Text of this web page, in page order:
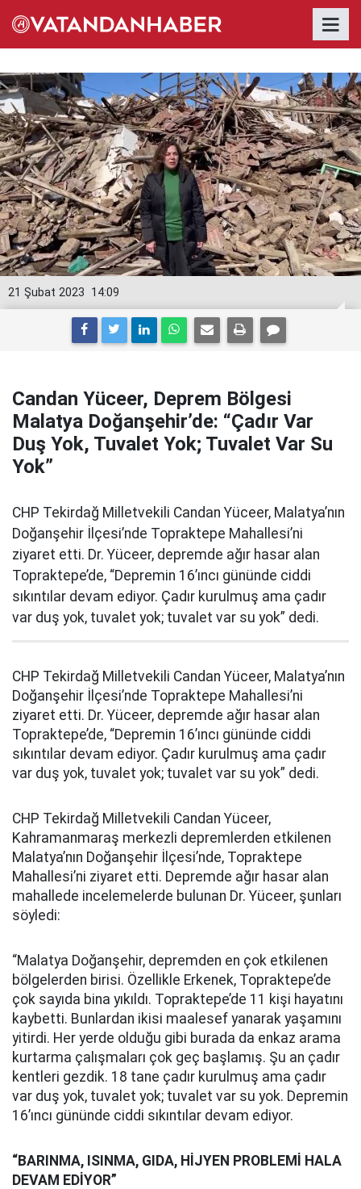
14:09
21 Şubat 2023
Candan Yüceer, Deprem Bölgesi
Malatya Doğanşehir’de: “Çadır Var
Duş Yok, Tuvalet Yok; Tuvalet Var Su
Yok”
CHP Tekirdağ Milletvekili Candan Yüceer, Malatya’nın
Doğanşehir İlçesi’nde Topraktepe Mahallesi’ni
ziyaret etti. Dr. Yüceer, depremde ağır hasar alan
Topraktepe’de, “Depremin 16’ıncı gününde ciddi
sıkıntılar devam ediyor. Çadır kurulmuş ama çadır
var duş yok, tuvalet yok; tuvalet var su yok” dedi.
CHP Tekirdağ Milletvekili Candan Yüceer, Malatya’nın
Doğanşehir İlçesi’nde Topraktepe Mahallesi’ni
ziyaret etti. Dr. Yüceer, depremde ağır hasar alan
Topraktepe’de, “Depremin 16’ıncı gününde ciddi
sıkıntılar devam ediyor. Çadır kurulmuş ama çadır
var duş yok, tuvalet yok; tuvalet var su yok” dedi.
CHP Tekirdağ Milletvekili Candan Yüceer,
Kahramanmaraş merkezli depremlerden etkilenen
Malatya’nın Doğanşehir İlçesi’nde, Topraktepe
Mahallesi’ni ziyaret etti. Depremde ağır hasar alan
mahallede incelemelerde bulunan Dr. Yüceer, şunları
söyledi:
“Malatya Doğanşehir, depremden en çok etkilenen
bölgelerden birisi. Özellikle Erkenek, Topraktepe’de
çok sayıda bina yıkıldı. Topraktepe’de 11 kişi hayatını
kaybetti. Bunlardan ikisi maalesef yanarak yaşamını
yitirdi. Her yerde olduğu gibi burada da enkaz arama
kurtarma çalışmaları çok geç başlamış. Şu an çadır
kentleri gezdik. 18 tane çadır kurulmuş ama çadır
var duş yok, tuvalet yok; tuvalet var su yok. Depremin
16’ıncı gününde ciddi sıkıntılar devam ediyor.
“BARINMA, ISINMA, GIDA, HİJYEN PROBLEMİ HALA
DEVAM EDİYOR”